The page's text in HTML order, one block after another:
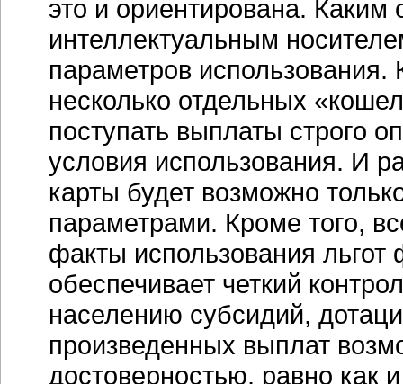
это и ориентирована. Каким
интеллектуальным
параметров
несколько отдельных
поступать выплаты строго
условия использования. И
карты будет возможно
параметрами. Кроме того,
факты использования льгот
обеспечивает четкий
населению субсидий,
произведенных выплат
достоверностью, равно как